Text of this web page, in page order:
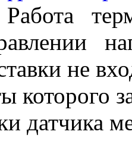
не
которого
датчика